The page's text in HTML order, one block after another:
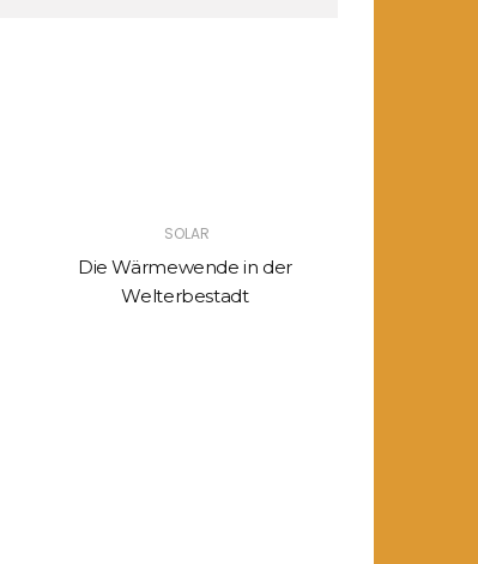
SOLAR
Die Wärmewende in der
Welterbestadt